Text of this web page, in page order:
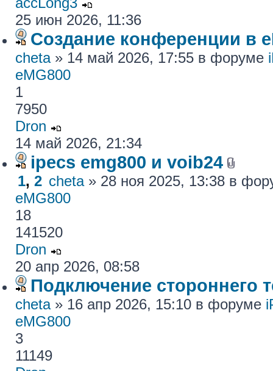
25 июн 2026, 11:36
Создание конференции в
cheta» 14 май 2026, 17:55 в форуме
eMG800
1
7950
Dron
14 май 2026, 21:34
ipecs emg800 и voib24
1, 2 cheta» 28 ноя 2025, 13:38 в
eMG800
18
141520
Dron
20 апр 2026, 08:58
Подключение стороннего
cheta» 16 апр 2026, 15:10 в форуме
eMG800
3
11149